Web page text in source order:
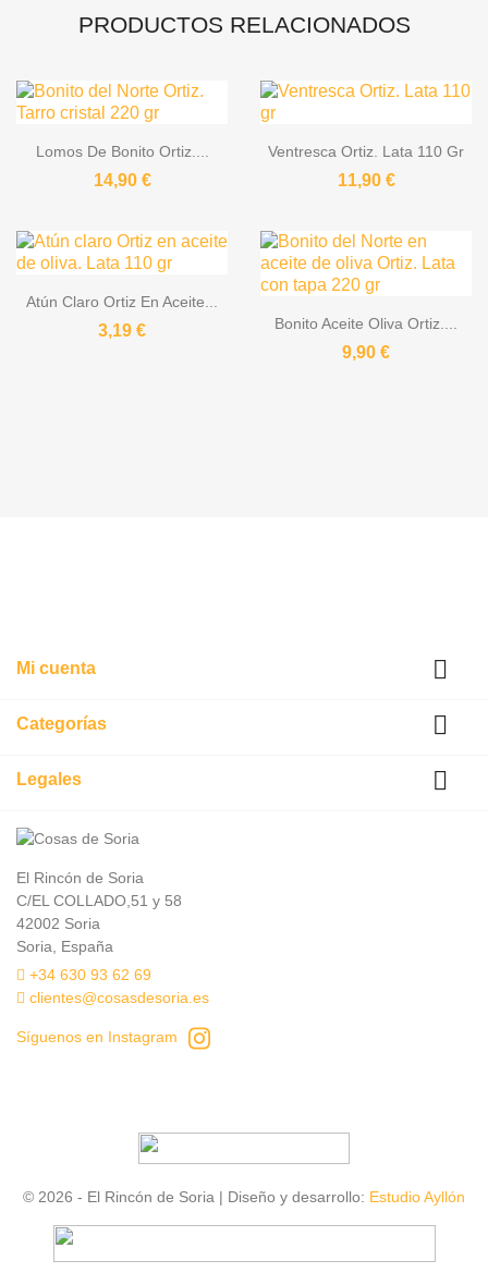
PRODUCTOS RELACIONADOS
Lomos De Bonito Ortiz....
14,90 €
Ventresca Ortiz. Lata 110 Gr
11,90 €
Atún Claro Ortiz En Aceite...
3,19 € Bonito Aceite Oliva Ortiz....
9,90 €
Mi cuenta 
Categorías 
Legales 
El Rincón de Soria
C/EL COLLADO,51 y 58
42002 Soria
Soria, España
+34 630 93 62 69
clientes@cosasdesoria.es
Síguenos en Instagram
© 2026 - El Rincón de Soria | Diseño y desarrollo: Estudio Ayllón